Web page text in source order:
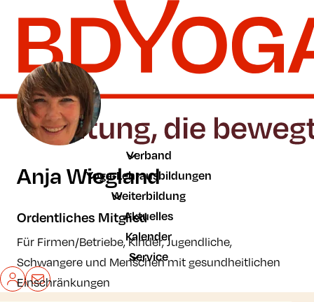
Zum Hauptinhalt der Seite springen
Zur Startseite navigieren
Verband
Yoga-Lehrausbildungen
Weiterbildung
Aktuelles
Kalender
Service
Mein BDYoga
Kontakt
Anja Wiegland
Ordentliches Mitglied
Für Firmen/Betriebe, Kinder, Jugendliche,
Schwangere und Menschen mit gesundheitlichen
Einschränkungen